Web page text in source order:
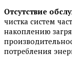
Отсутствие
чистка систем
накоплению
потребления